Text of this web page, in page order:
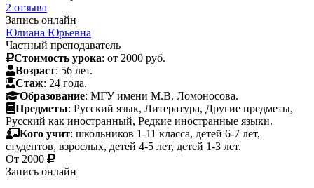
2 отзыва
Запись онлайн
Юлиана Юрьевна
Частный преподаватель
Стоимость урока: от 2000 руб.
Возраст: 56 лет.
Стаж: 24 года.
Образование: МГУ имени М.В. Ломоносова.
Предметы: Русский язык, Литература, Другие предметы,
Русский как иностранный, Редкие иностранные языки.
Кого учит: школьников 1-11 класса, детей 6-7 лет,
студентов, взрослых, детей 4-5 лет, детей 1-3 лет.
От 2000
Запись онлайн